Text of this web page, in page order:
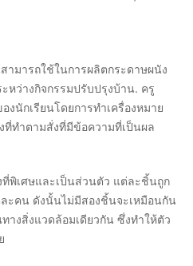
ามารถใช้ในการผลิตกระดาษผนัง
หว่างกิจกรรมปรับปรุงบ้าน. ครู
นักเรียนโดยการทําเครื่องหมาย
ที่ทําตามสั่งที่มีข้อความที่เป็นผล
ที่พิเศษและเป็นส่วนตัว แต่ละชิ้นถูก
ะคน ดังนั้นไม่มีสองชิ้นจะเหมือนกัน
งสิ่งแวดล้อมเดียวกัน ซึ่งทําให้ตัว